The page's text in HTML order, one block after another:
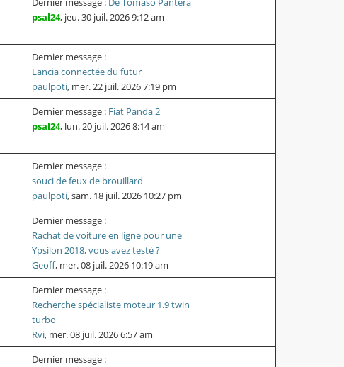
psal24, jeu. 30 juil. 2026 9:12 am
Dernier message :
Lancia connectée du futur
paulpoti, mer. 22 juil. 2026 7:19 pm
Dernier message : Fiat Panda 2
psal24, lun. 20 juil. 2026 8:14 am
Dernier message :
souci de feux de brouillard
paulpoti,sam. 18 juil. 2026 10:27 pm
Dernier message :
Rachat de voiture en ligne pour une
Ypsilon 2018, vous avez testé ?
Geoff, mer. 08 juil. 2026 10:19 am
Dernier message :
Recherche spécialiste moteur 1.9 twin
turbo
Rvi, mer. 08 juil. 2026 6:57 am
Dernier message :